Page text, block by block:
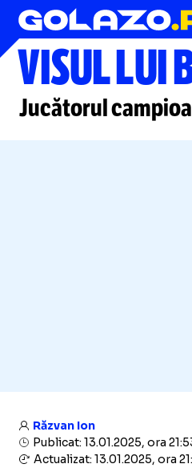
Superliga
VISUL LUI
Jucătorul
Răzvan Ion
Publicat: 13.01.2025, ora
Actualizat: 13.01.2025, ora